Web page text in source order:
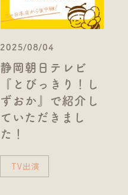
2025/08/04
静岡朝日テレビ
『とびっきり！し
ずおか』で紹介し
ていただきまし
た！
TV出演